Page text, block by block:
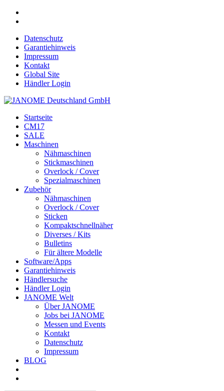
Datenschutz
Garantiehinweis
Impressum
Kontakt
Global Site
Händler Login
Startseite
CM17
SALE
Maschinen
Nähmaschinen
Stickmaschinen
Overlock / Cover
Spezialmaschinen
Zubehör
Nähmaschinen
Overlock / Cover
Sticken
Kompaktschnellnäher
Diverses / Kits
Bulletins
Für ältere Modelle
Software/Apps
Garantiehinweis
Händlersuche
Händler Login
JANOME Welt
Über JANOME
Jobs bei JANOME
Messen und Events
Kontakt
Datenschutz
Impressum
BLOG